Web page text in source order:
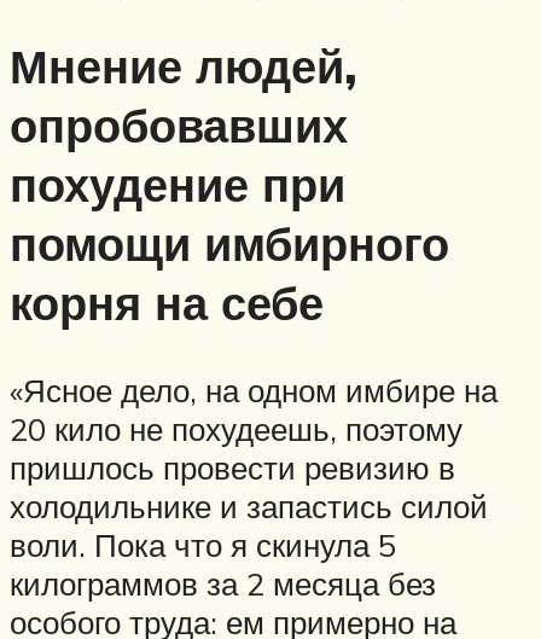
Мнение людей,
опробовавших
похудение при
помощи имбирного
корня на себе
«Ясное дело, на одном имбире на
20 кило не похудеешь, поэтому
пришлось провести ревизию в
холодильнике и запастись силой
воли. Пока что я скинула 5
килограммов за 2 месяца без
особого труда: ем примерно на